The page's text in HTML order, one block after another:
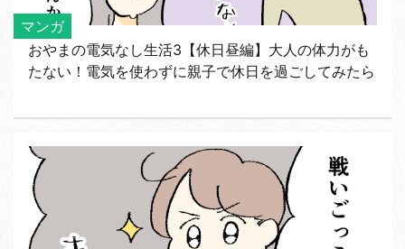
マンガ
おやまの電気なし生活3【休日昼編】大人の体力がも
たない！電気を使わずに親子で休日を過ごしてみたら